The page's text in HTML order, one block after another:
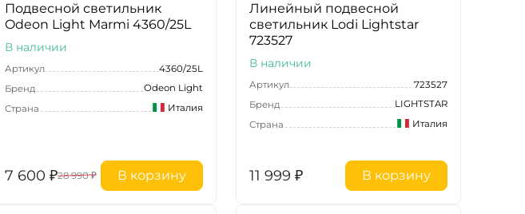
Подвесной светильник
Odeon Light Marmi 4360/25L
В наличии
Артикул
4360/25L
Бренд
Odeon Light
Страна
Италия
7 600 ₽28 990 ₽ В корзину
Линейный подвесной
светильник Lodi Lightstar
723527
В наличии
Артикул
723527
Бренд
LIGHTSTAR
Страна
Италия
11 999 ₽ В корзину